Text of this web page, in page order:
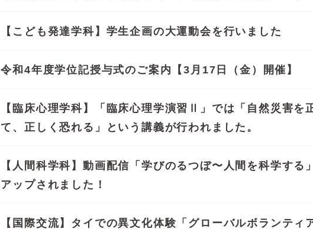
【こども発達学科】学生企画の大運動会を行いました
令和4年度学位記授与式のご案内【3月17日（金）開催】
【臨床心理学科】「臨床心理学演習Ⅱ」では「自然災害を
て、正しく恐れる」という講義が行われました。
【人間科学科】動画配信「学びのるつぼ〜人間を科学する
アップされました！
【国際交流】タイでの異文化体験「グローバルボランティ